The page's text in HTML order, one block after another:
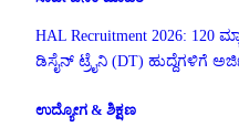
HAL Recruitment 2026: 120
ಡಿಸೈನ್ ಟ್ರೈನಿ (DT) ಹುದ್ದೆಗಳಿಗೆ
ಉದ್ಯೋಗ & ಶಿಕ್ಷಣ